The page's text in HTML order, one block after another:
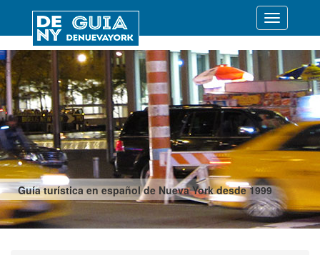
Guía turística en español de Nueva York desde 1999
Desplegar